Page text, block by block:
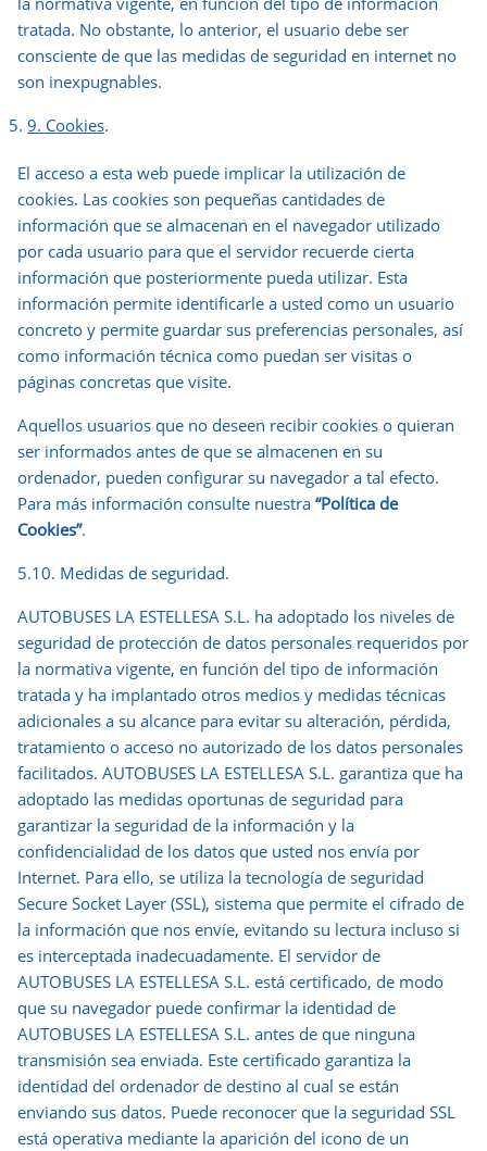
tratada. No obstante, lo anterior, el usuario debe ser
consciente de que las medidas de seguridad en internet no
son inexpugnables.
9. Cookies.
El acceso a esta web puede implicar la utilización de
cookies. Las cookies son pequeñas cantidades de
información que se almacenan en el navegador utilizado
por cada usuario para que el servidor recuerde cierta
información que posteriormente pueda utilizar. Esta
información permite identificarle a usted como un usuario
concreto y permite guardar sus preferencias personales, así
como información técnica como puedan ser visitas o
páginas concretas que visite.
Aquellos usuarios que no deseen recibir cookies o quieran
ser informados antes de que se almacenen en su
ordenador, pueden configurar su navegador a tal efecto.
Para más información consulte nuestra“Política de
Cookies”.
5.10. Medidas de seguridad.
AUTOBUSES LA ESTELLESA S.L. ha adoptado los niveles de
seguridad de protección de datos personales requeridos por
la normativa vigente, en función del tipo de información
tratada y ha implantado otros medios y medidas técnicas
adicionales a su alcance para evitar su alteración, pérdida,
tratamiento o acceso no autorizado de los datos personales
facilitados. AUTOBUSES LA ESTELLESA S.L. garantiza que ha
adoptado las medidas oportunas de seguridad para
garantizar la seguridad de la información y la
confidencialidad de los datos que usted nos envía por
Internet. Para ello, se utiliza la tecnología de seguridad
Secure Socket Layer (SSL), sistema que permite el cifrado de
la información que nos envíe, evitando su lectura incluso si
es interceptada inadecuadamente. El servidor de
AUTOBUSES LA ESTELLESA S.L. está certificado, de modo
que su navegador puede confirmar la identidad de
AUTOBUSES LA ESTELLESA S.L. antes de que ninguna
transmisión sea enviada. Este certificado garantiza la
identidad del ordenador de destino al cual se están
enviando sus datos. Puede reconocer que la seguridad SSL
está operativa mediante la aparición del icono de un